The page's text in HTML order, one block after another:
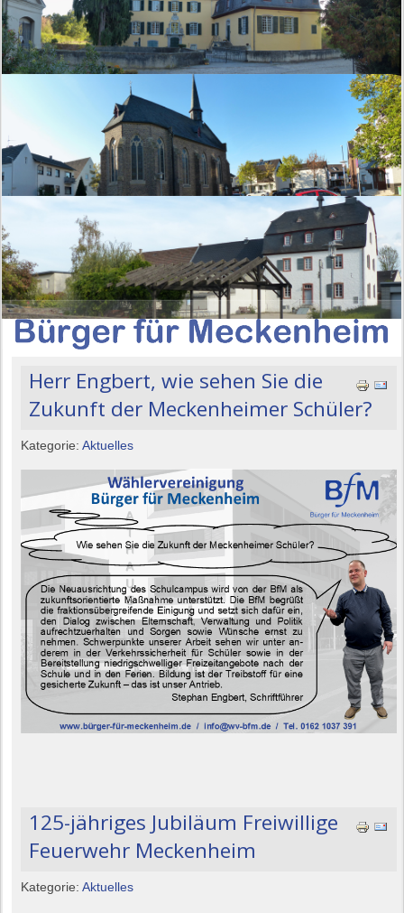
Herr Engbert, wie sehen Sie die
Zukunft der Meckenheimer Schüler?
Kategorie:Aktuelles
125-jähriges Jubiläum Freiwillige
Feuerwehr Meckenheim
Kategorie:Aktuelles